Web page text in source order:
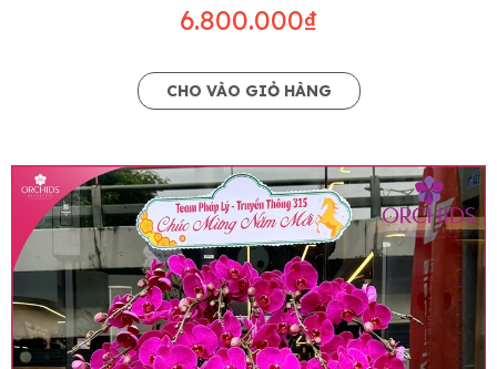
6.800.000₫
CHO VÀO GIỎ HÀNG